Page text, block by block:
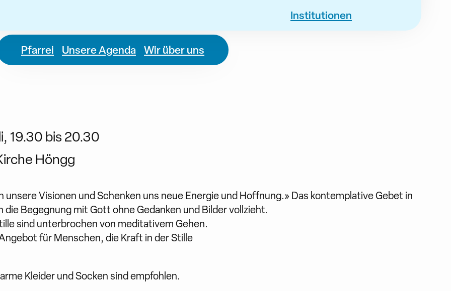
Institutionen
Pfarrei Unsere Agenda Wir über uns
19.30 bis 20.30
Höngg
Visionen und Schenken uns neue Energie und Hoffnung.» Das kontemplative Gebet in
Begegnung mit Gott ohne Gedanken und Bilder vollzieht.
sind unterbrochen von meditativem Gehen.
für Menschen, die Kraft in der Stille
Kleider und Socken sind empfohlen.